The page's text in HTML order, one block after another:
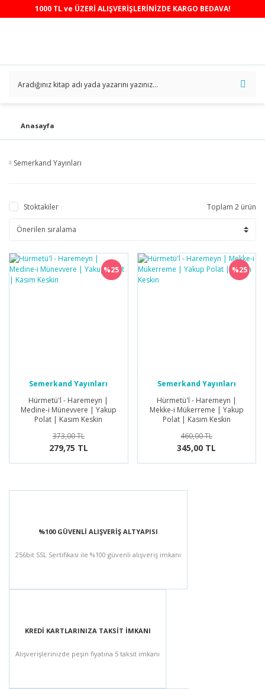
1000 TL ve ÜZERİ ALIŞVERİŞLERİNİZDE KARGO BEDAVA!
Anasayfa
Semerkand Yayınları
Stoktakiler Toplam 2 ürün
%25
Semerkand Yayınları
Hürmetü'l - Haremeyn |
Medine-i Münevvere | Yakup
Polat | Kasım Keskin
373,00 TL
279,75 TL
%25
Semerkand Yayınları
Hürmetü'l - Haremeyn |
Mekke-i Mükerreme | Yakup
Polat | Kasım Keskin
460,00 TL
345,00 TL
%100 GÜVENLİ ALIŞVERİŞ ALTYAPISI
256bit SSL Sertifikası ile %100 güvenli alışveriş imkanı
KREDİ KARTLARINIZA TAKSİT İMKANI
Alışverişlerinizde peşin fiyatına 5 taksit imkanı